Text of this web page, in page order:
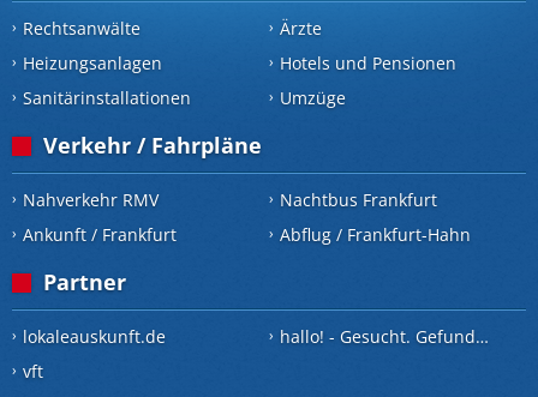
Rechtsanwälte Ärzte
Heizungsanlagen
Hotels und Pensionen
Sanitärinstallationen
Umzüge
Verkehr / Fahrpläne
Nahverkehr RMV Nachtbus Frankfurt
Ankunft / Frankfurt
Abflug / Frankfurt-Hahn
Partner
lokaleauskunft.de hallo! - Gesucht. Gefunden.
vft